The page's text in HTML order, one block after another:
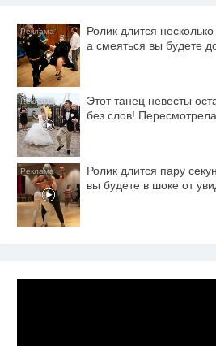
Ролик длится несколько
а смеяться вы будете
Этот танец невесты
без слов!
Ролик длится пару
вы будете в шоке от